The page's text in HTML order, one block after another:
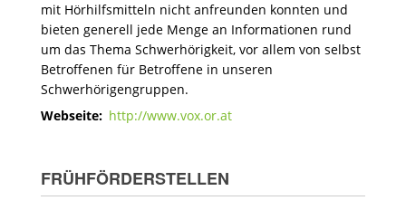
mit Hörhilfsmitteln nicht anfreunden konnten und
bieten generell jede Menge an Informationen rund
um das Thema Schwerhörigkeit, vor allem von selbst
Betroffenen für Betroffene in unseren
Schwerhörigengruppen.
Webseite: http://www.vox.or.at
FRÜHFÖRDERSTELLEN